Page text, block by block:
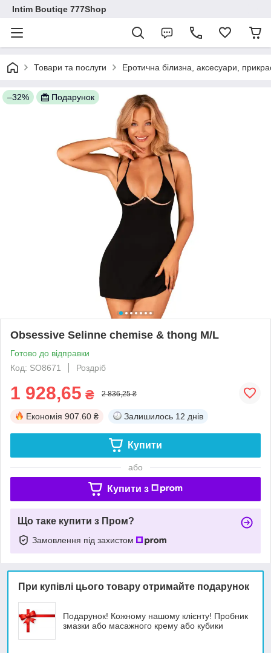
Intim Boutiqe 777Shop
Товари та послуги Еротична білизна, аксесуари,
–32% Подарунок
Obsessive Selinne chemise & thong M/L
Готово до відправки
Код: SO8671
Роздріб
1 928,65 ₴ 2 836,25 ₴
Економія 907.60 ₴ Залишилось 12 днів
Купити
або
Купити з
Що таке купити з Пром?
Замовлення під захистом
При купівлі цього товару отримайте подарунок
Подарунок! Кожному нашому клієнту! Пробник
змазки або масажного крему або кубики